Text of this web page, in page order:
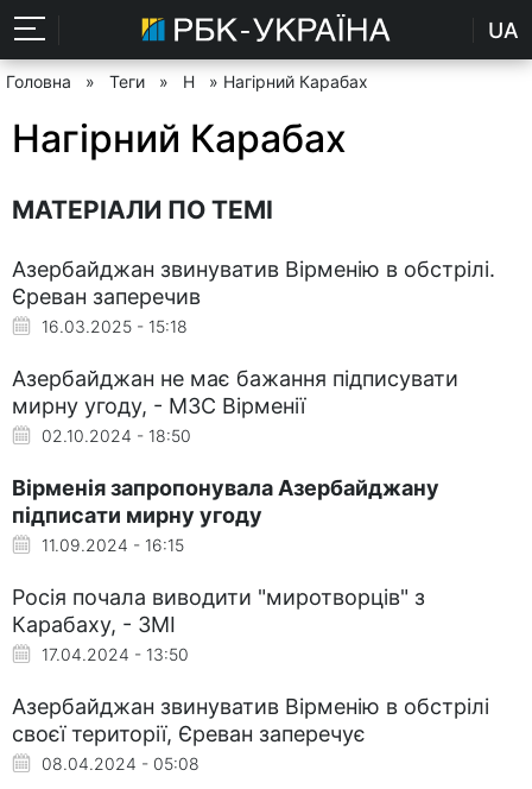
UA
Головна » Теги » Н » Нагірний Карабах
Нагірний Карабах
МАТЕРІАЛИ ПО ТЕМІ
Азербайджан звинуватив Вірменію в обстрілі.
Єреван заперечив
16.03.2025 - 15:18
Азербайджан не має бажання підписувати
мирну угоду, - МЗС Вірменії
02.10.2024 - 18:50
Вірменія запропонувала Азербайджану
підписати мирну угоду
11.09.2024 - 16:15
Росія почала виводити "миротворців" з
Карабаху, - ЗМІ
17.04.2024 - 13:50
Азербайджан звинуватив Вірменію в обстрілі
своєї території, Єреван заперечує
08.04.2024 - 05:08